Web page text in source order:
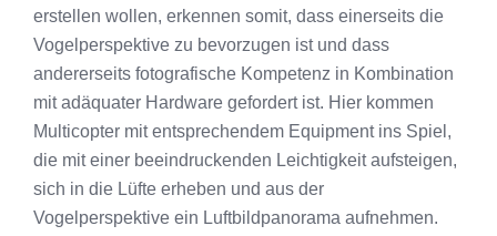
erstellen wollen, erkennen somit, dass einerseits die
Vogelperspektive zu bevorzugen ist und dass
andererseits fotografische Kompetenz in Kombination
mit adäquater Hardware gefordert ist. Hier kommen
Multicopter mit entsprechendem Equipment ins Spiel,
die mit einer beeindruckenden Leichtigkeit aufsteigen,
sich in die Lüfte erheben und aus der
Vogelperspektive ein Luftbildpanorama aufnehmen.